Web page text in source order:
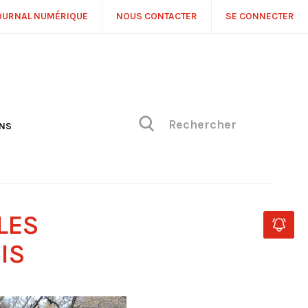
NUMÉRIQUE NOUS CONTACTER SE CONNECTER